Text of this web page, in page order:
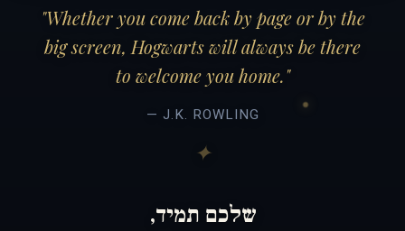
"Whether you come back by page or by the
big screen, Hogwarts will always be there
to welcome you home."
— J.K. ROWLING
שלכם תמיד,